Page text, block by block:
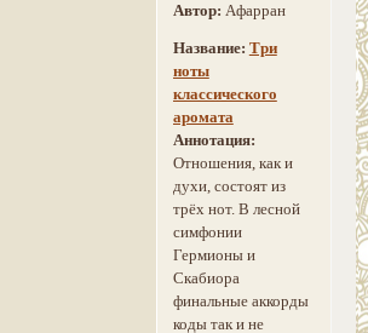
Автор: Афарран
Название: Три
ноты
классического
аромата
Аннотация:
Отношения, как и
духи, состоят из
трёх нот. В лесной
симфонии
Гермионы и
Скабиора
финальные аккорды
коды так и не